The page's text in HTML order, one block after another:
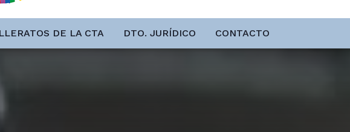
DE LA CTA DTO. JURÍDICO CONTACTO